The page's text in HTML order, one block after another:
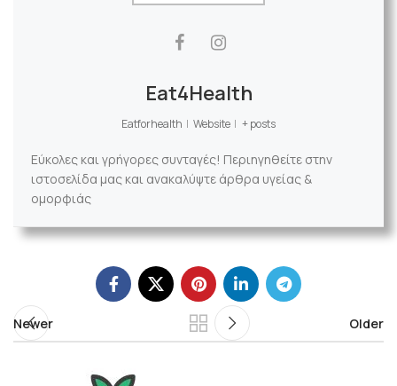
Eat4Health
Eatforhealth | Website | + posts
Εύκολες και γρήγορες συνταγές! Περιηγηθείτε στην
ιστοσελίδα μας και ανακαλύψτε άρθρα υγείας &
ομορφιάς
Newer Older